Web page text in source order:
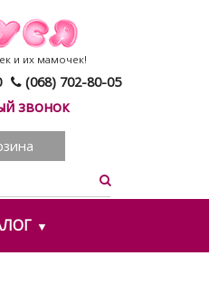
(068) 702-80-05
звонок
и их мамочек!